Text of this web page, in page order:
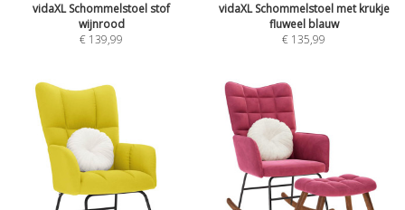
vidaXL Schommelstoel stof
wijnrood
€ 139,99
vidaXL Schommelstoel met krukje
fluweel blauw
€ 135,99